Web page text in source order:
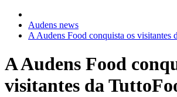
Audens news
A Audens Food conquista os visitantes
A Audens Food
visitantes da